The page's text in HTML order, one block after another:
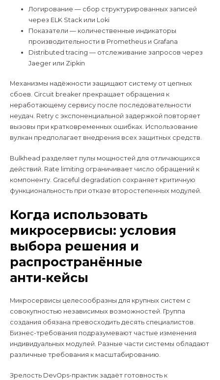
Логирование — сбор структурированных записей
через ELK Stack или Loki
Показатели — количественные индикаторы
производительности в Prometheus и Grafana
Distributed tracing — отслеживание запросов через
Jaeger или Zipkin
Механизмы надёжности защищают систему от цепных
сбоев. Circuit breaker прекращает обращения к
неработающему сервису после последовательности
неудач. Retry с экспоненциальной задержкой повторяет
вызовы при кратковременных ошибках. Использование
вулкан предполагает внедрения всех защитных средств.
Bulkhead разделяет пулы мощностей для отличающихся
действий. Rate limiting ограничивает число обращений к
компоненту. Graceful degradation сохраняет критичную
функциональность при отказе второстепенных модулей.
Когда использовать
микросервисы: условия
выбора решения и
распространённые
анти‑кейсы
Микросервисы целесообразны для крупных систем с
совокупностью независимых возможностей. Группа
создания обязана превосходить десять специалистов.
Бизнес-требования подразумевают частые изменения
индивидуальных модулей. Разные части системы обладают
различные требования к масштабированию.
Зрелость DevOps-практик задаёт готовность к